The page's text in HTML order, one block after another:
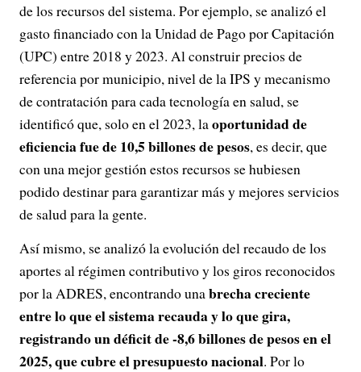
de los recursos del sistema. Por ejemplo, se analizó el
gasto financiado con la Unidad de Pago por Capitación
(UPC) entre 2018 y 2023. Al construir precios de
referencia por municipio, nivel de la IPS y mecanismo
de contratación para cada tecnología en salud, se
identificó que, solo en el 2023, laoportunidad de
eficiencia fue de 10,5 billones de pesos, es decir, que
con una mejor gestión estos recursos se hubiesen
podido destinar para garantizar más y mejores servicios
de salud para la gente.
Así mismo, se analizó la evolución del recaudo de los
aportes al régimen contributivo y los giros reconocidos
por la ADRES, encontrando unabrecha creciente
entre lo que el sistema recauda y lo que gira,
registrando un déficit de -8,6 billones de pesos en el
2025, que cubre el presupuesto nacional. Por lo